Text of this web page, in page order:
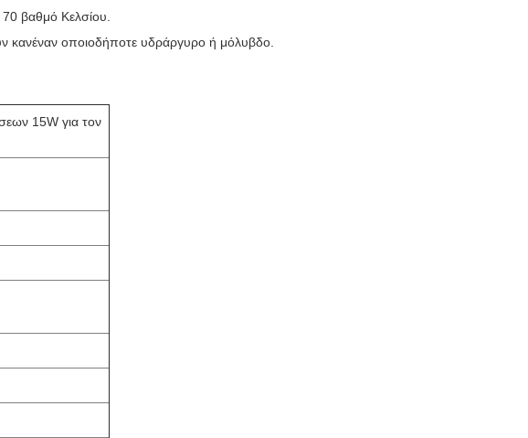
βαθμό Κελσίου.
κανέναν οποιοδήποτε υδράργυρο ή μόλυβδο.
15W για τον